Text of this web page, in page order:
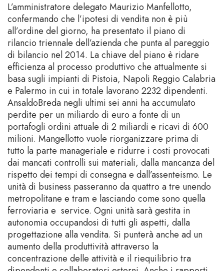
L’amministratore delegato Maurizio Manfellotto,
confermando che l’ipotesi di vendita non è più
all’ordine del giorno, ha presentato il piano di
rilancio triennale dell’azienda che punta al pareggio
di bilancio nel 2014. La chiave del piano è ridare
efficienza al processo produttivo che attualmente si
basa sugli impianti di Pistoia, Napoli Reggio Calabria
e Palermo in cui in totale lavorano 2232 dipendenti.
AnsaldoBreda negli ultimi sei anni ha accumulato
perdite per un miliardo di euro a fonte di un
portafogli ordini attuale di 2 miliardi e ricavi di 600
milioni. Mangellotto vuole riorganizzare prima di
tutto la parte manageriale e ridurre i costi provocati
dai mancati controlli sui materiali, dalla mancanza del
rispetto dei tempi di consegna e dall’assenteismo. Le
unità di business passeranno da quattro a tre unendo
metropolitane e tram e lasciando come sono quella
ferroviaria e service. Ogni unità sarà gestita in
autonomia occupandosi di tutti gli aspetti, dalla
progettazione alla vendita. Si punterà anche ad un
aumento della produttività attraverso la
concentrazione delle attività e il riequilibrio tra